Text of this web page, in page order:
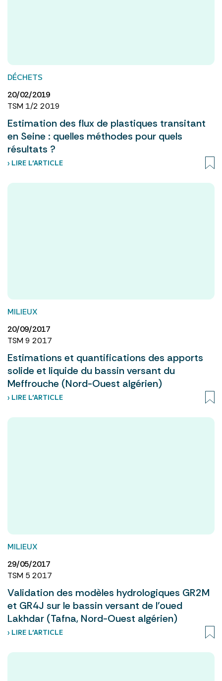
DÉCHETS
20/02/2019
TSM 1/2 2019
Estimation des flux de plastiques transitant
en Seine : quelles méthodes pour quels
résultats ?
› LIRE L’ARTICLE
MILIEUX
20/09/2017
TSM 9 2017
Estimations et quantifications des apports
solide et liquide du bassin versant du
Meffrouche (Nord-Ouest algérien)
› LIRE L’ARTICLE
MILIEUX
29/05/2017
TSM 5 2017
Validation des modèles hydrologiques GR2M
et GR4J sur le bassin versant de l’oued
Lakhdar (Tafna, Nord-Ouest algérien)
› LIRE L’ARTICLE